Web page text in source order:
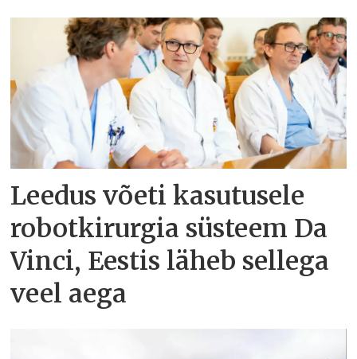
Leedus võeti kasutusele
robotkirurgia süsteem Da
Vinci, Eestis läheb sellega
veel aega